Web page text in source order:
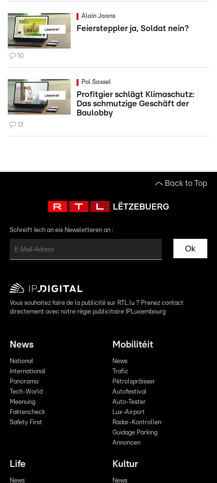
Alain Jaans
Feiersteppler ja, Soldat nein?
10
Pol Sassel
Profitgier schlägt Klimaschutz:
Das schmutzige Geschäft der
Baulobby
13
Back to Top
Schreift Iech an eis Newsletteren an :
Ok
Vous souhaitez faire de la publicité sur RTL.lu ? Prenez contact
directement avec notre régie publicitaire IPLuxembourg
News
National
International
Panorama
Tech-World
Meenung
Faktencheck
Safety First
Mobilitéit
News
Trafic
Pëtrolspräisser
Autofestival
Auto-Tester
Lux-Airport
Radar-Kontrollen
Guidage Parking
Annoncen
Life
News
Kultur
News